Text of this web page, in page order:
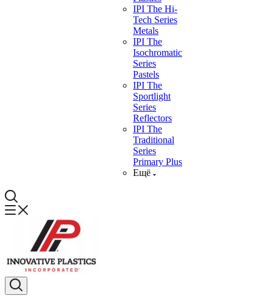
IPI The Hi-
Tech Series
Metals
IPI The
Isochromatic
Series
Pastels
IPI The
Sportlight
Series
Reflectors
IPI The
Traditional
Series
Primary Plus
Ещё